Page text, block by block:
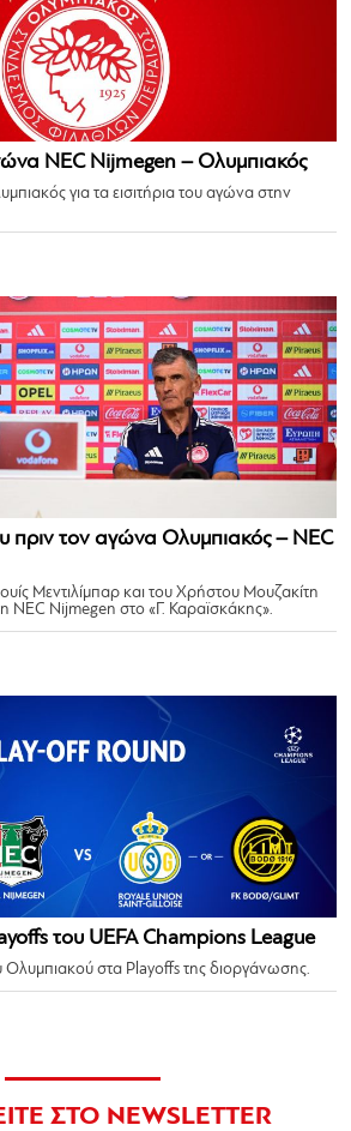
NEC Nijmegen – Ολυμπιακός
για τα εισιτήρια του αγώνα στην
πριν τον αγώνα Ολυμπιακός – NEC
Μεντιλίμπαρ και του Χρήστου Μουζακίτη
NEC Nijmegen στο «Γ. Καραϊσκάκης».
του UEFA Champions League
Ολυμπιακού στα Playoffs της διοργάνωσης.
ΣΤΟ NEWSLETTER